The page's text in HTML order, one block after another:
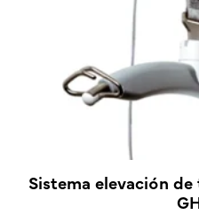
Sistema elevación